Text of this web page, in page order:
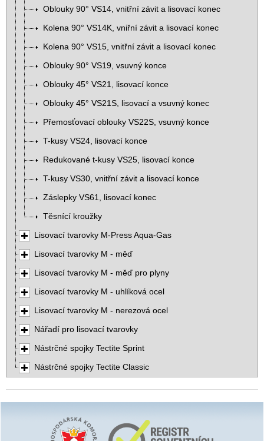
Oblouky 90° VS14, vnitřní závit a lisovací konec
Kolena 90° VS14K, vniřní závit a lisovací konec
Kolena 90° VS15, vnitřní závit a lisovací konec
Oblouky 90° VS19, vsuvný konce
Oblouky 45° VS21, lisovací konce
Oblouky 45° VS21S, lisovací a vsuvný konec
Přemosťovací oblouky VS22S, vsuvný konce
T-kusy VS24, lisovací konce
Redukované t-kusy VS25, lisovací konce
T-kusy VS30, vnitřní závit a lisovací konce
Záslepky VS61, lisovací konec
Těsnící kroužky
Lisovací tvarovky M-Press Aqua-Gas
Lisovací tvarovky M - měď
Lisovací tvarovky M - měď pro plyny
Lisovací tvarovky M - uhlíková ocel
Lisovací tvarovky M - nerezová ocel
Nářadí pro lisovací tvarovky
Nástrčné spojky Tectite Sprint
Nástrčné spojky Tectite Classic